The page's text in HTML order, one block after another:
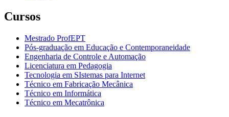
Cursos
Mestrado ProfEPT
Pós-graduação em Educação e Contemporaneidade
Engenharia de Controle e Automação
Licenciatura em Pedagogia
Tecnologia em SIstemas para Internet
Técnico em Fabricação Mecânica
Técnico em Informática
Técnico em Mecatrônica